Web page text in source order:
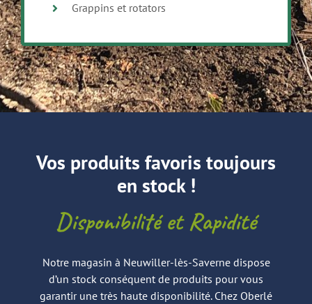
Grappins et rotators
Vos produits favoris toujours
en stock !
Disponibilité et Rapidité
Notre magasin à Neuwiller-lès-Saverne dispose
d’un stock conséquent de produits pour vous
garantir une très haute disponibilité. Chez Oberlé